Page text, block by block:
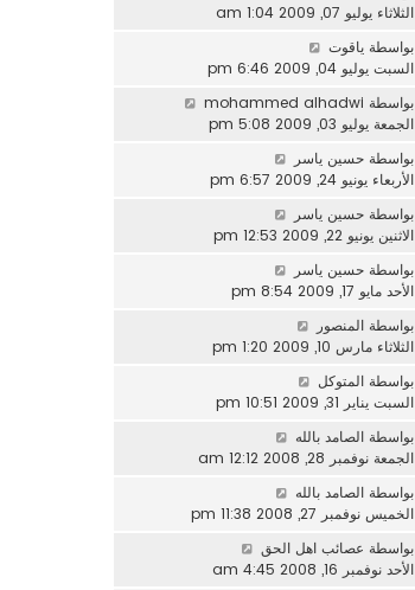
الثلاثاء يوليو 07, 2009 1:04 am
بواسطة ياقوت
السبت يوليو 04, 2009 6:46 pm
بواسطة mohammed alhadwi
الجمعة يوليو 03, 2009 5:08 pm
بواسطة حسين ياسر
الأربعاء يونيو 24, 2009 6:57 pm
بواسطة حسين ياسر
الاثنين يونيو 22, 2009 12:53 pm
بواسطة حسين ياسر
الأحد مايو 17, 2009 8:54 pm
بواسطة المنصور
الثلاثاء مارس 10, 2009 1:20 pm
بواسطة المتوكل
السبت يناير 31, 2009 10:51 pm
بواسطة الصامد بالله
الجمعة نوفمبر 28, 2008 12:12 am
بواسطة الصامد بالله
الخميس نوفمبر 27, 2008 11:38 pm
بواسطة عصائب اهل الحق
الأحد نوفمبر 16, 2008 4:45 am